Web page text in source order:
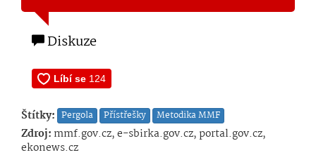
Diskuze
Štítky: Pergola Přístřešky Metodika MMF
Zdroj: mmf.gov.cz, e-sbirka.gov.cz, portal.gov.cz,
ekonews.cz